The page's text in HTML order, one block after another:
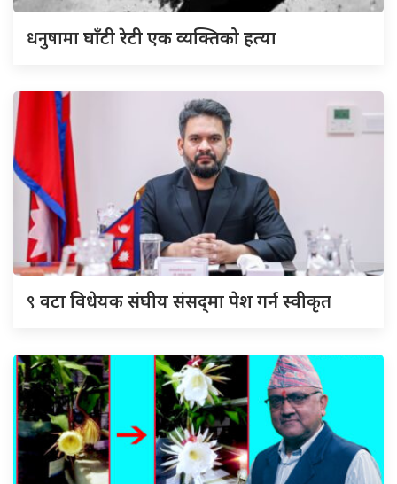
धनुषामाघाँटी रेटी एक व्यक्तिको हत्या
९ वटा विधेयक संघीय संसद्‌मा पेश गर्न स्वीकृत